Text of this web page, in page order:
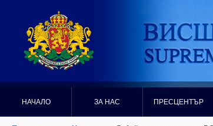
НАЧАЛО ЗА НАС ПРЕСЦЕНТЪР